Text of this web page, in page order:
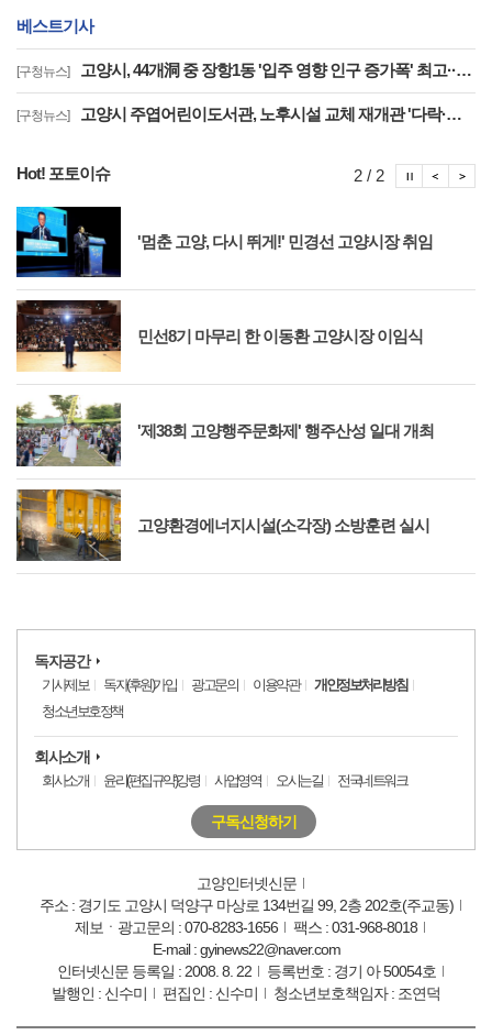
베스트기사
[구청뉴스] 고양시, 44개洞 중 장항1동 '입주 영향 인구 증가폭' 최고··풍산동도 증가세 지속
[구청뉴스] 고양시 주엽어린이도서관, 노후시설 교체 재개관 '다락·아기 독서공간 등 조성'
Hot! 포토이슈
'멈춘 고양, 다시 뛰게!' 민경선 고양시장 취임
민선8기 마무리 한 이동환 고양시장 이임식
'제38회 고양행주문화제' 행주산성 일대 개최
고양환경에너지시설(소각장) 소방훈련 실시
2 / 2 포
포토이
독자공간
기사제보 독자(후원)가입 광고문의 이용약관
개인정보처리방침
청소년보호정책
회사소개
회사소개 윤리(편집규약)강령 사업영역 오시는길 전국네트워크
구독신청하기
고양인터넷신문
주소 : 경기도 고양시 덕양구 마상로 134번길 99, 2층 202호(주교동)
제보ㆍ광고문의 : 070-8283-1656
팩스 : 031-968-8018
E-mail : gyinews22@naver.com
인터넷신문 등록일 : 2008. 8. 22
등록번호 : 경기 아 50054호
발행인 : 신수미
편집인 : 신수미 청소년보호책임자 : 조연덕